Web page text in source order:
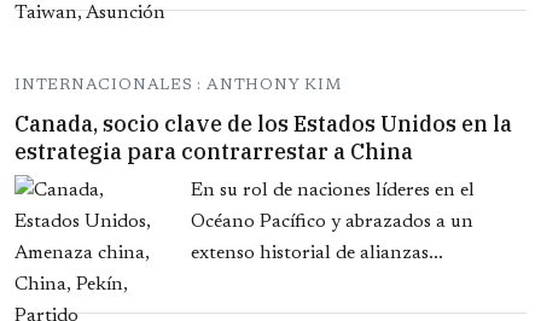
INTERNACIONALES : ANTHONY KIM
Canada, socio clave de los Estados Unidos en la
estrategia para contrarrestar a China
En su rol de naciones líderes en el
Océano Pacífico y abrazados a un
extenso historial de alianzas...